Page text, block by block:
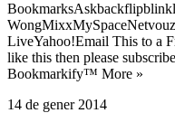
LiveYahoo!Email This to
like this then please
Bookmarkify™ More »
14 de gener 2014